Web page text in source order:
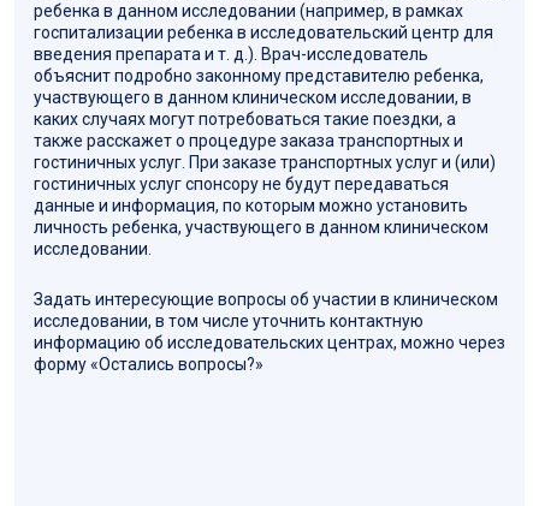
ребенка в данном исследовании (например, в рамках
госпитализации ребенка в исследовательский центр для
введения препарата и т. д.). Врач-исследователь
объяснит подробно законному представителю ребенка,
участвующего в данном клиническом исследовании, в
каких случаях могут потребоваться такие поездки, а
также расскажет о процедуре заказа транспортных и
гостиничных услуг. При заказе транспортных услуг и (или)
гостиничных услуг спонсору не будут передаваться
данные и информация, по которым можно установить
личность ребенка, участвующего в данном клиническом
исследовании.
Задать интересующие вопросы об участии в клиническом
исследовании, в том числе уточнить контактную
информацию об исследовательских центрах, можно через
форму «Остались вопросы?»